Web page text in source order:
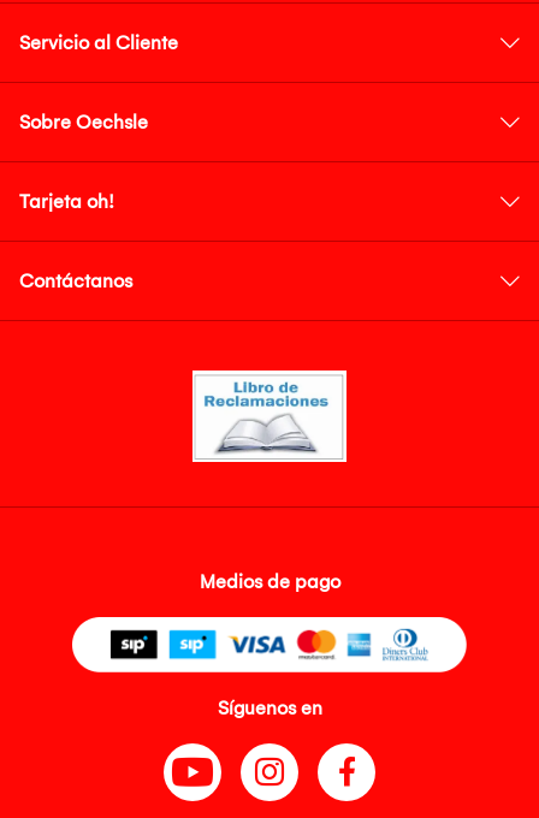
Servicio al Cliente
Sobre Oechsle
Tarjeta oh!
Contáctanos
Medios de pago
Síguenos en